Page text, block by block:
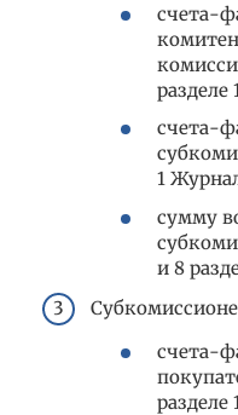
счета-
разделе
счета-
1
сумму
и 8
счета-
разделе